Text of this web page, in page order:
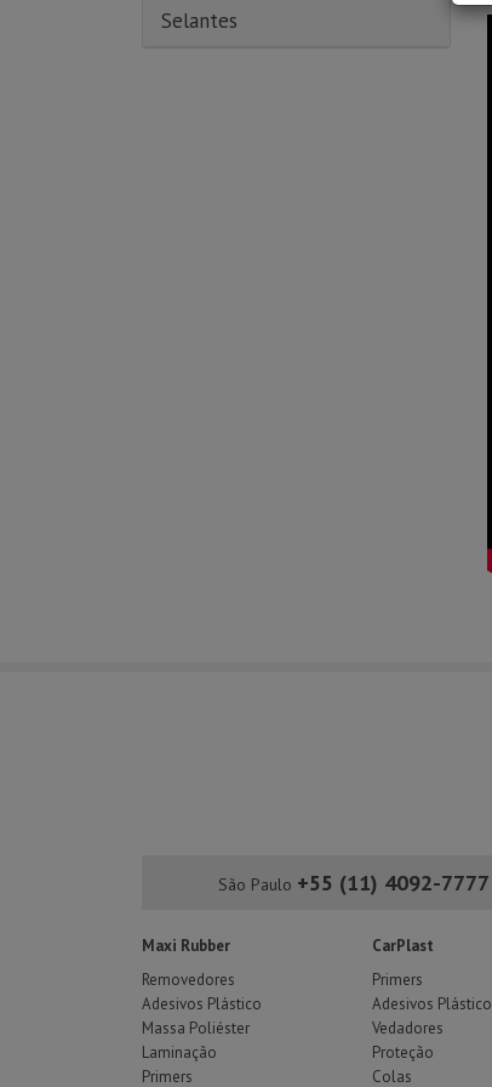
Selantes
São Paulo +55 (11) 4092-7777
Maxi Rubber
Removedores
Adesivos Plástico
Massa Poliéster
Laminação
Primers
CarPlast
Primers
Adesivos Plástico
Vedadores
Proteção
Colas